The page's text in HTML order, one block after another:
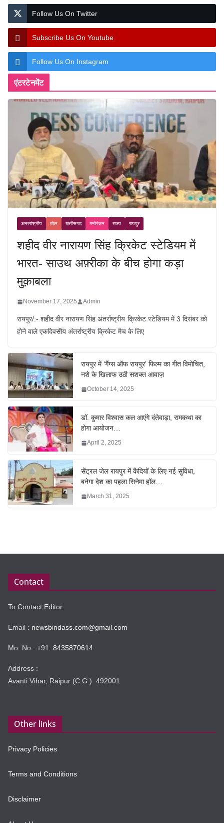
Follow Us On Twitter
Subscribe Us On Youtube
Follow Us On Instagram
एंटरटेनमेंट
अन्तर्राष्ट्रीय खेल छत्तीसगढ़ मनोरंजन राज्य रायपुर
शहीद वीर नारायण सिंह क्रिकेट स्टेडियम में
भारत- साउथ अफ़्रीका के बीच होगा कड़ा
मुक़ाबला
November 17, 2025 Admin
रायपुर/:- शहीद वीर नारायण सिंह अंतर्राष्ट्रीय क्रिकेट स्टेडियम में 3 दिसंबर को
होने वाले एकदिवसीय अंतर्राष्ट्रीय क्रिकेट मैच के लिए
रायपुर में ‘गैंग्स ऑफ रायपुर’ फिल्म का गीत विमोचित,
नशे के खिलाफ उठी सशक्त आवाज़
October 14, 2025
डॉ. कुमार विश्वास कल आएंगे दंतेवाड़ा, रामकथा का
होगा आयोजन…
April 2, 2025
सेंट्रल जेल रायपुर में कैदियों के लिए नई सुविधा,
बनेगा देश का पहला सिनेमा हॉल…
March 31, 2025
Contact
To Contact Editor
Email : newsbindass.com@gmail.com
Mo. No : +91 8435870614
Address :
Avanti Vihar, Raipur (C.G.) 492001
Other links
Privacy Policies
Terms and Conditions
Disclaimer